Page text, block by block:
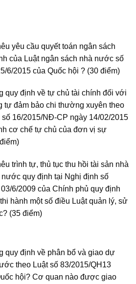
yêu cầu quyết toán ngân sách
của Luật ngân sách nhà nước số
6/2015 của Quốc hội ? (30 điểm)
quy định về tự chủ tài chính đối với
tự đảm bảo chi thường xuyên theo
16/2015/NĐ-CP ngày 14/02/2015
cơ chế tự chủ của đơn vị sự
trình tự, thủ tục thu hồi tài sản nhà
quy định tại Nghị định số
6/2009 của Chính phủ quy định
hành một số điều Luật quản lý, sử
(35 điểm)
quy định về phân bổ và giao dự
theo Luật số 83/2015/QH13
hội? Cơ quan nào được giao